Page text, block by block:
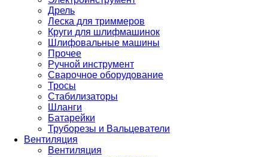
Дрель
Леска для триммеров
Круги для шлифмашинок
Шлифовальные машины
Прочее
Ручной инструмент
Сварочное оборудование
Тросы
Стабилизаторы
Шланги
Батарейки
Труборезы и Вальцеватели
Вентиляция
Вентиляция